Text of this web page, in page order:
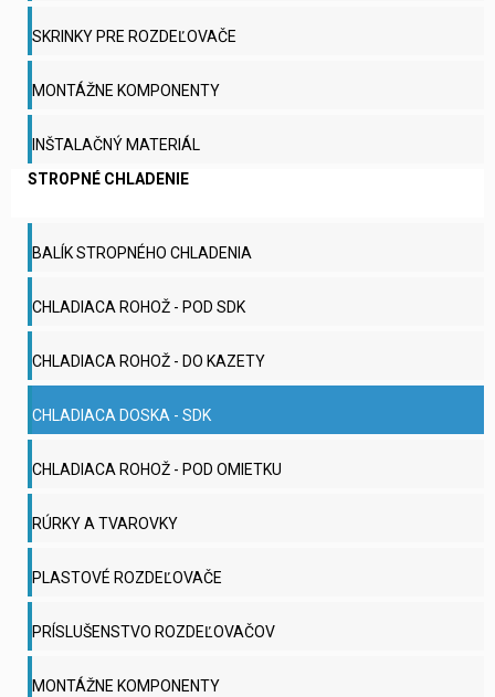
SKRINKY PRE ROZDEĽOVAČE
MONTÁŽNE KOMPONENTY
INŠTALAČNÝ MATERIÁL
STROPNÉ CHLADENIE
BALÍK STROPNÉHO CHLADENIA
CHLADIACA ROHOŽ - POD SDK
CHLADIACA ROHOŽ - DO KAZETY
CHLADIACA DOSKA - SDK
CHLADIACA ROHOŽ - POD OMIETKU
RÚRKY A TVAROVKY
PLASTOVÉ ROZDEĽOVAČE
PRÍSLUŠENSTVO ROZDEĽOVAČOV
MONTÁŽNE KOMPONENTY